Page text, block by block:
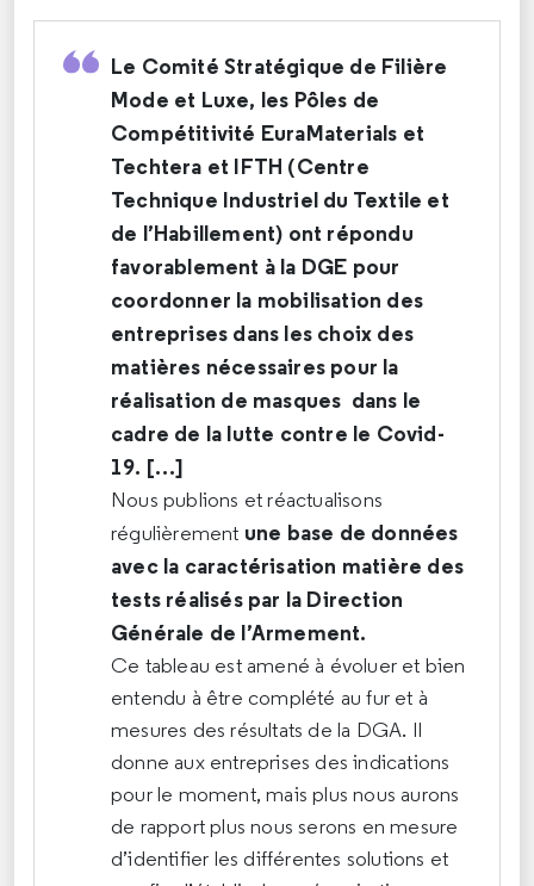
Le Comité Stratégique de Filière
Mode et Luxe, les Pôles de
Compétitivité EuraMaterials et
Techtera et IFTH (Centre
Technique Industriel du Textile et
de l’Habillement) ont répondu
favorablement à la DGE pour
coordonner la mobilisation des
entreprises dans les choix des
matières nécessaires pour la
réalisation de masques dans le
cadre de la lutte contre le Covid-
19. […]
Nous publions et réactualisons
régulièrement une base de données
avec la caractérisation matière des
tests réalisés par la Direction
Générale de l’Armement.
Ce tableau est amené à évoluer et bien
entendu à être complété au fur et à
mesures des résultats de la DGA. Il
donne aux entreprises des indications
pour le moment, mais plus nous aurons
de rapport plus nous serons en mesure
d’identifier les différentes solutions et